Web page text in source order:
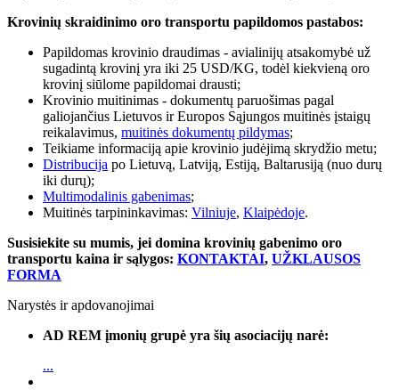
Krovinių skraidinimo oro transportu papildomos pastabos:
Papildomas krovinio draudimas - avialinijų atsakomybė už
sugadintą krovinį yra iki 25 USD/KG, todėl kiekvieną oro
krovinį siūlome papildomai drausti;
Krovinio muitinimas - dokumentų paruošimas pagal
galiojančius Lietuvos ir Europos Sąjungos muitinės įstaigų
reikalavimus, muitinės dokumentų pildymas;
Teikiame informaciją apie krovinio judėjimą skrydžio metu;
Distribucija po Lietuvą, Latviją, Estiją, Baltarusiją (nuo durų
iki durų);
Multimodalinis gabenimas;
Muitinės tarpininkavimas: Vilniuje, Klaipėdoje.
Susisiekite su mumis, jei domina krovinių gabenimo oro
transportu kaina ir sąlygos: KONTAKTAI, UŽKLAUSOS
FORMA
Narystės ir apdovanojimai
AD REM įmonių grupė yra šių asociacijų narė:
...